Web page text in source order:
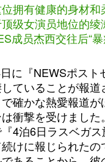
拥有健康的身材和
级女演员地位的
成员杰西交往后“
に『NEWSポスト
ていることが報
確かな熱愛報道が
衝撃を受けました
4泊6日ラスベガ
けに報じられたの